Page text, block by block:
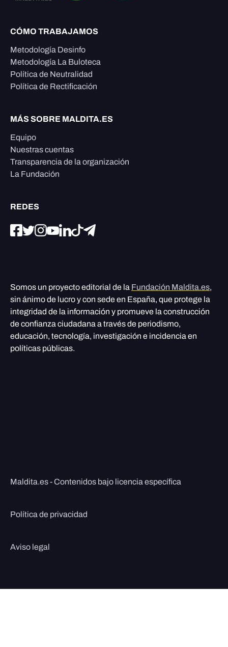
CÓMO TRABAJAMOS
Metodología Desinfo
Metodología La Buloteca
Política de Neutralidad
Política de Rectificación
MÁS SOBRE MALDITA.ES
Equipo
Nuestras cuentas
Transparencia de la organización
La Fundación
REDES
Somos un proyecto editorial de la Fundación Maldita.es,
sin ánimo de lucro y con sede en España, que protege la
integridad de la información y promueve la construcción
de confianza ciudadana a través de periodismo,
educación, tecnología, investigación e incidencia en
políticas públicas.
Maldita.es - Contenidos bajo licencia específica
Política de privacidad
Aviso legal